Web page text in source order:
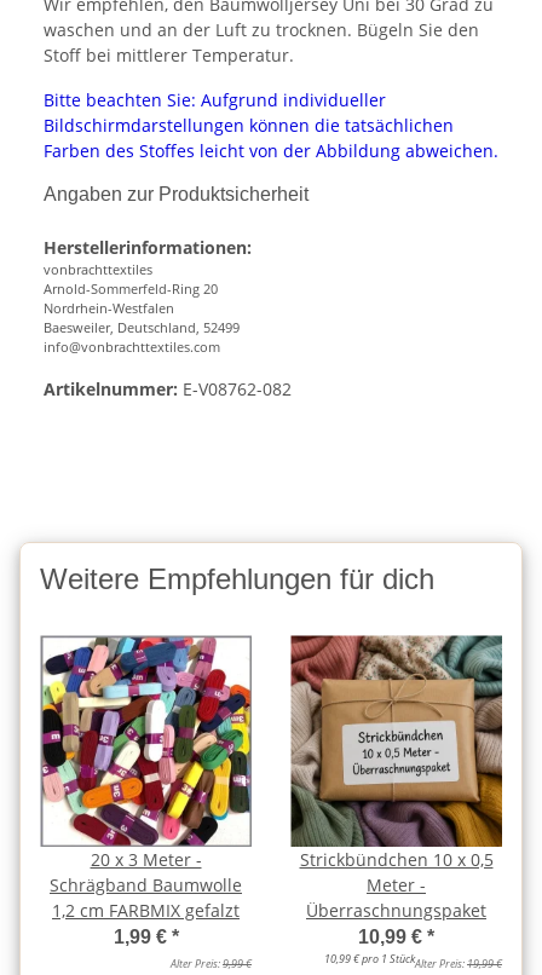
waschen und an der Luft zu trocknen. Bügeln Sie den
Stoff bei mittlerer Temperatur.
Bitte beachten Sie: Aufgrund individueller
Bildschirmdarstellungen können die tatsächlichen
Farben des Stoffes leicht von der Abbildung abweichen.
Angaben zur Produktsicherheit
Herstellerinformationen:
vonbrachttextiles
Arnold-Sommerfeld-Ring 20
Nordrhein-Westfalen
Baesweiler, Deutschland, 52499
info@vonbrachttextiles.com
Artikelnummer: E-V08762-082
Weitere Empfehlungen für dich
20 x 3 Meter -
Schrägband Baumwolle
1,2 cm FARBMIX gefalzt
1,99 € *
Alter Preis:9,99 €
Strickbündchen 10 x 0,5
Meter -
Überraschnungspaket
10,99 € *
10,99 € pro 1 StückAlter Preis:19,99 €